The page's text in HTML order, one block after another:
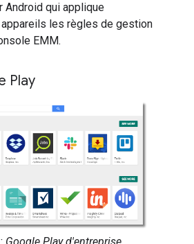
Android qui applique
les règles de gestion
EMM.
Play